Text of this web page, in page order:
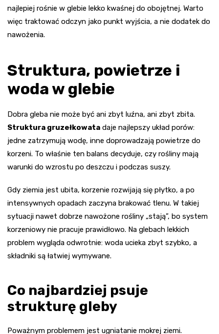
najlepiej rośnie w glebie lekko kwaśnej do obojętnej. Warto
więc traktować odczyn jako punkt wyjścia, a nie dodatek do
nawożenia.
Struktura, powietrze i
woda w glebie
Dobra gleba nie może być ani zbyt luźna, ani zbyt zbita.
Struktura gruzełkowata daje najlepszy układ porów:
jedne zatrzymują wodę, inne doprowadzają powietrze do
korzeni. To właśnie ten balans decyduje, czy rośliny mają
warunki do wzrostu po deszczu i podczas suszy.
Gdy ziemia jest ubita, korzenie rozwijają się płytko, a po
intensywnych opadach zaczyna brakować tlenu. W takiej
sytuacji nawet dobrze nawożone rośliny „stają”, bo system
korzeniowy nie pracuje prawidłowo. Na glebach lekkich
problem wygląda odwrotnie: woda ucieka zbyt szybko, a
składniki są łatwiej wymywane.
Co najbardziej psuje
strukturę gleby
Poważnym problemem jest ugniatanie mokrej ziemi.